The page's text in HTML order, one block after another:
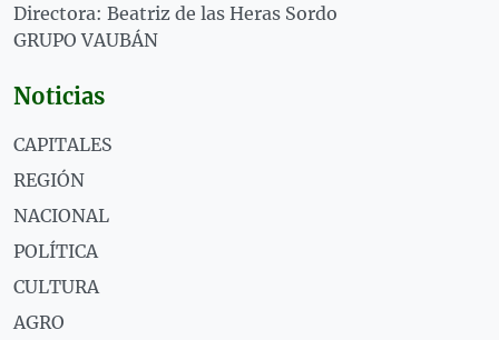
Directora: Beatriz de las Heras Sordo
GRUPO VAUBÁN
Noticias
CAPITALES
REGIÓN
NACIONAL
POLÍTICA
CULTURA
AGRO